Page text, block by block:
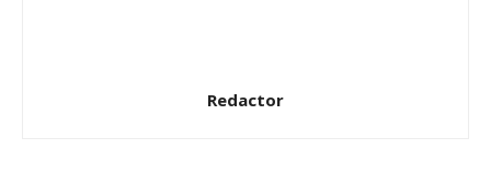
Redactor